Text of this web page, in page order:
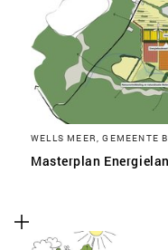
WELLS MEER, GEMEENTE
Masterplan